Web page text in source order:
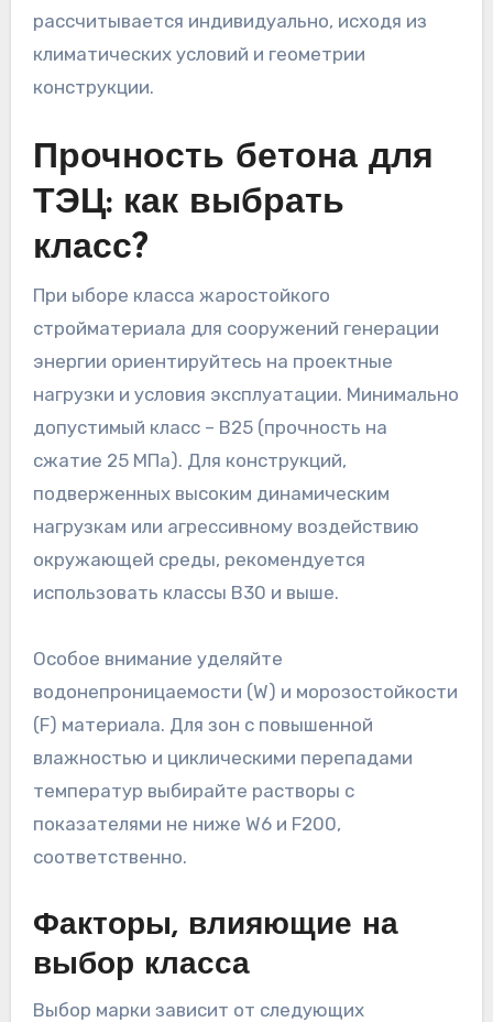
рассчитывается индивидуально, исходя из
климатических условий и геометрии
конструкции.
Прочность бетона для
ТЭЦ: как выбрать
класс?
При ыборе класса жаростойкого
стройматериала для сооружений генерации
энергии ориентируйтесь на проектные
нагрузки и условия эксплуатации. Минимально
допустимый класс – B25 (прочность на
сжатие 25 МПа). Для конструкций,
подверженных высоким динамическим
нагрузкам или агрессивному воздействию
окружающей среды, рекомендуется
использовать классы B30 и выше.
Особое внимание уделяйте
водонепроницаемости (W) и морозостойкости
(F) материала. Для зон с повышенной
влажностью и циклическими перепадами
температур выбирайте растворы с
показателями не ниже W6 и F200,
соответственно.
Факторы, влияющие на
выбор класса
Выбор марки зависит от следующих